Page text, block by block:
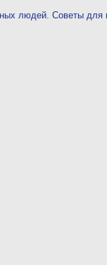
людей. Советы для